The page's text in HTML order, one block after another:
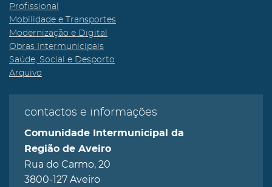
Profissional
Mobilidade e Transportes
Modernização e Digital
Obras Intermunicipais
Saúde, Social e Desporto
Arquivo
contactos e informações
Comunidade Intermunicipal da
Região de Aveiro
Rua do Carmo, 20
3800-127 Aveiro